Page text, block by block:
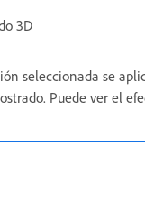
3D
seleccionada se
Puede ver el